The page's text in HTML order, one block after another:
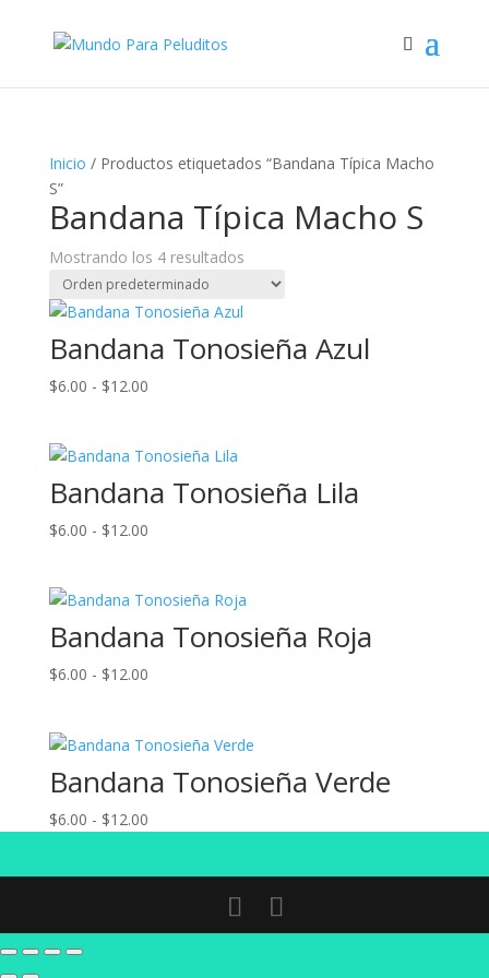
Inicio / Productos etiquetados “Bandana Típica Macho
S”
Bandana Típica Macho S
Mostrando los 4 resultados
Bandana Tonosieña Azul
$6.00 - $12.00Rango
desde
$6.00
hasta
$12.00
Bandana Tonosieña Lila
$6.00 - $12.00Rango
desde
$6.00
$12.00
Bandana Tonosieña Roja
$6.00 - $12.00Rango
desde
$6.00
hasta
$12.00
Bandana Tonosieña Verde
$6.00 - $12.00Rango